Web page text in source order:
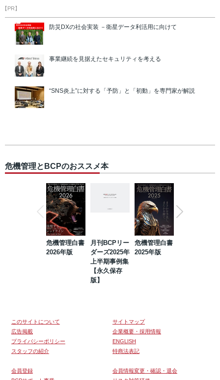
【PR】
防災DXの社会実装 －衛星データ利活用に向けて
事業継続を見据えたセキュリティを考える
“SNS炎上”に対する「予防」と「初動」を専門家が解説
危機管理とBCPのおススメ本
危機管理白書
2026年版
月刊BCPリー
ダーズ2025年
上半期事例集
【永久保存
版】
危機管理白書
2025年版
このサイトについて
サイトマップ
広告掲載
企業概要・採用情報
プライバシーポリシー
ENGLISH
スタッフの紹介
特商法表記
会員登録
会員情報変更・確認・退会